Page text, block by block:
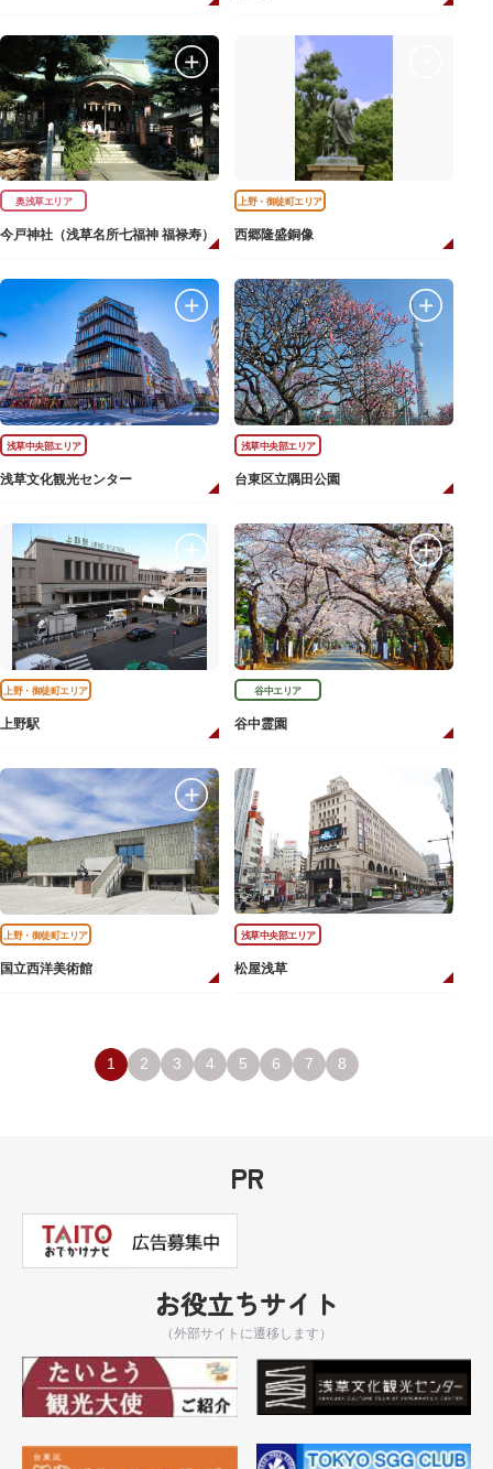
奥浅草エリア
今戸神社（浅草名所七福神 福禄寿）
上野・御徒町エリア
西郷隆盛銅像
浅草中央部エリア
浅草文化観光センター
浅草中央部エリア
台東区立隅田公園
上野・御徒町エリア
上野駅
谷中エリア
谷中霊園
上野・御徒町エリア
国立西洋美術館
浅草中央部エリア
松屋浅草
1 2 3 4 5 6 7 8
PR
お役立ちサイト
（外部サイトに遷移します）